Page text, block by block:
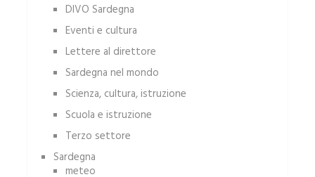
DIVO Sardegna
Eventi e cultura
Lettere al direttore
Sardegna nel mondo
Scienza, cultura, istruzione
Scuola e istruzione
Terzo settore
Sardegna
meteo